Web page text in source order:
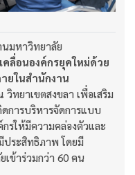
มหาวิทยาลัย
คลื่อนองค์กรยุคใหม่ด้วย
ยในสำนักงาน
ยาเขตสงขลา เพื่อเสริม
ดการบริหารจัดการแบบ
รให้มีความคล่องตัวและ
ประสิทธิภาพ โดยมี
ข้าร่วมกว่า 60 คน